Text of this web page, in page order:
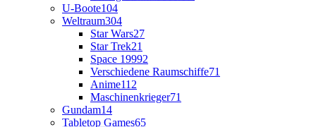
U-Boote104
Weltraum304
Star Wars27
Star Trek21
Space 19992
Verschiedene Raumschiffe71
Anime112
Maschinenkrieger71
Gundam14
Tabletop Games65